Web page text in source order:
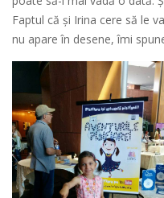
Faptul că și Irina cere să le
nu apare în desene, îmi